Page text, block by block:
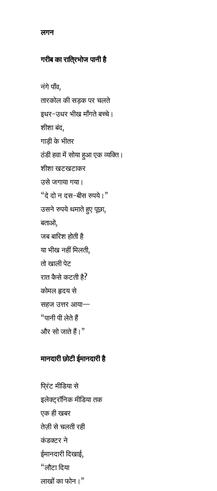
लगन
गरीब का रात्रिभोज पानी है
नंगे पाँव,
तारकोल की सड़क पर चलते
इधर-उधर भीख माँगते बच्चे।
शीशा बंद,
गाड़ी के भीतर
ठंडी हवा में सोया हुआ एक व्यक्ति।
शीशा खटखटाकर
उसे जगाया गया।
“दे दो न दस-बीस रुपये।”
उसने रुपये थमाते हुए पूछा,
बताओ,
जब बारिश होती है
या भीख नहीं मिलती,
तो खाली पेट
रात कैसे कटती है?
कोमल हृदय से
सहज उत्तर आया—
“पानी पी लेते हैं
और सो जाते हैं।”
मानदारी छोटी ईमानदारी है
प्रिंट मीडिया से
इलेक्ट्रॉनिक मीडिया तक
एक ही खबर
तेज़ी से चलती रही
कंडक्टर ने
ईमानदारी दिखाई,
“लौटा दिया
लाखों का फोन।”